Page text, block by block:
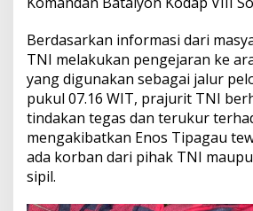
Berdasarkan informasi dari
TNI melakukan pengejaran ke
yang digunakan sebagai jalur
pukul 07.16 WIT, prajurit TNI
tindakan tegas dan terukur
mengakibatkan Enos Tipagau
ada korban dari pihak TNI
sipil.